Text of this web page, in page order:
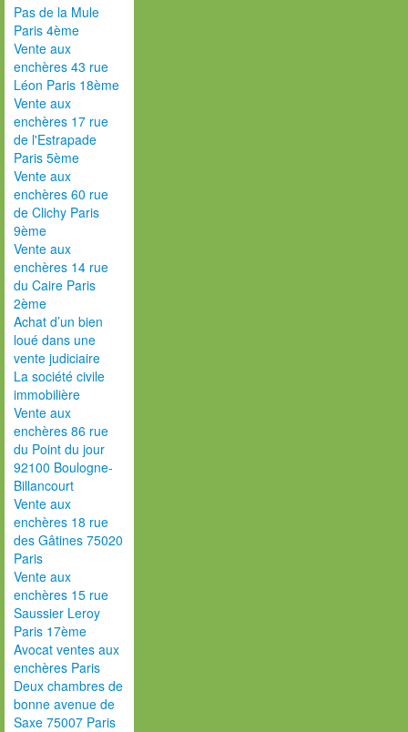
Pas de la Mule
Paris 4ème
Vente aux
enchères 43 rue
Léon Paris 18ème
Vente aux
enchères 17 rue
de l'Estrapade
Paris 5ème
Vente aux
enchères 60 rue
de Clichy Paris
9ème
Vente aux
enchères 14 rue
du Caire Paris
2ème
Achat d’un bien
loué dans une
vente judiciaire
La société civile
immobilière
Vente aux
enchères 86 rue
du Point du jour
92100 Boulogne-
Billancourt
Vente aux
enchères 18 rue
des Gâtines 75020
Paris
Vente aux
enchères 15 rue
Saussier Leroy
Paris 17ème
Avocat ventes aux
enchères Paris
Deux chambres de
bonne avenue de
Saxe 75007 Paris